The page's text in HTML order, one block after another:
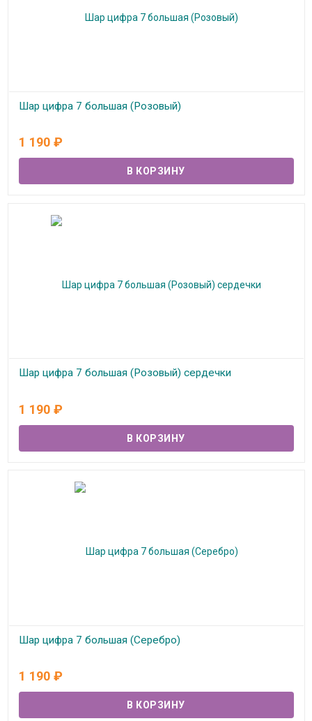
Шар цифра 7 большая (Розовый)
1 190 ₽
Шар цифра 7 большая (Розовый) сердечки
1 190 ₽
Шар цифра 7 большая (Серебро)
1 190 ₽